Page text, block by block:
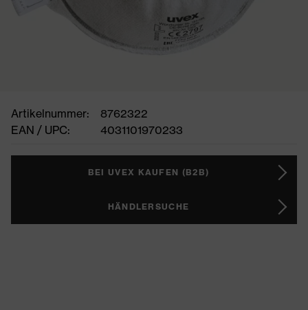
Artikelnummer:
8762322
EAN / UPC:
4031101970233
BEI UVEX KAUFEN (B2B)
HÄNDLERSUCHE